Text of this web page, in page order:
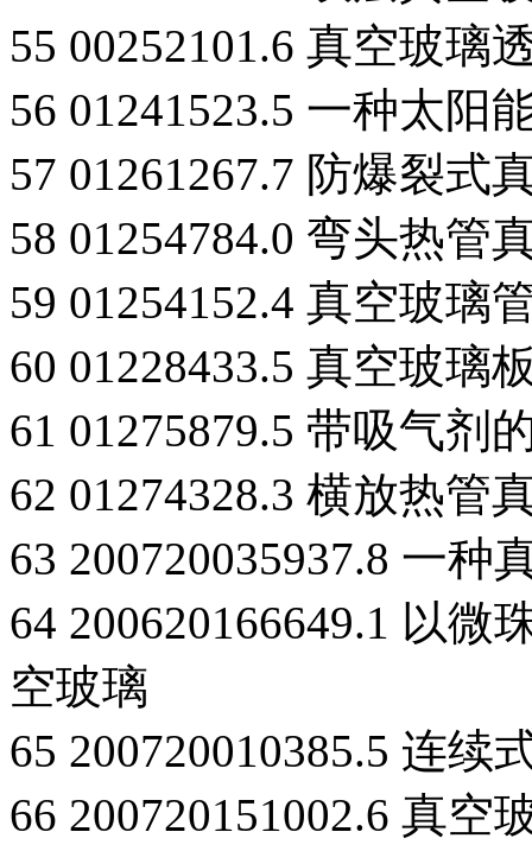
55 00252101.6 真空玻璃
56 01241523.5 一种太阳
57 01261267.7 防爆裂式
58 01254784.0 弯头热管
59 01254152.4 真空玻璃
60 01228433.5 真空玻璃
61 01275879.5 带吸气剂
62 01274328.3 横放热管
63 200720035937.8 一
64 200620166649.1 以
空玻璃
65 200720010385.5 连续
66 200720151002.6 真